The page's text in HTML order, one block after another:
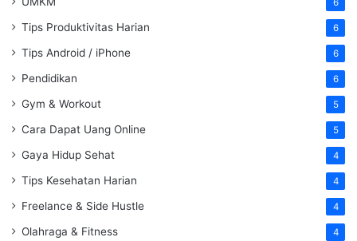
6
Tips Produktivitas Harian 6
Tips Android / iPhone 6
Pendidikan 6
Gym & Workout 5
Cara Dapat Uang Online 5
Gaya Hidup Sehat 4
Tips Kesehatan Harian 4
Freelance & Side Hustle 4
Olahraga & Fitness 4